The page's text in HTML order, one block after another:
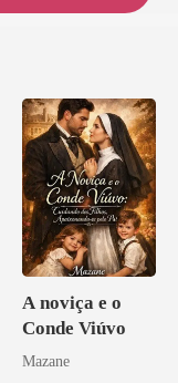
A noviça e o
Conde Viúvo
Mazane